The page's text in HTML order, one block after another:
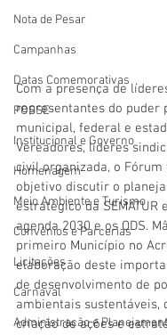
Nota de Pesar
Campanhas
Datas Comemorativas
POSSE
Institucional e Governo
Homenagem
Meio Ambiente e Turismo
Convênios e Parcerias
Licitações
Carnaval
Administração e
Com a presença de
representantes do puder
municipal, federal e
Vereadores, líderes
civil organizada, o Fórum
objetivo discutir o
estratégico da SEMATUR
agenda 2030 e os ODS.
primeiro Município no
elaboração deste
de desenvolvimento de
ambientais sustentáveis,
criação de ações e